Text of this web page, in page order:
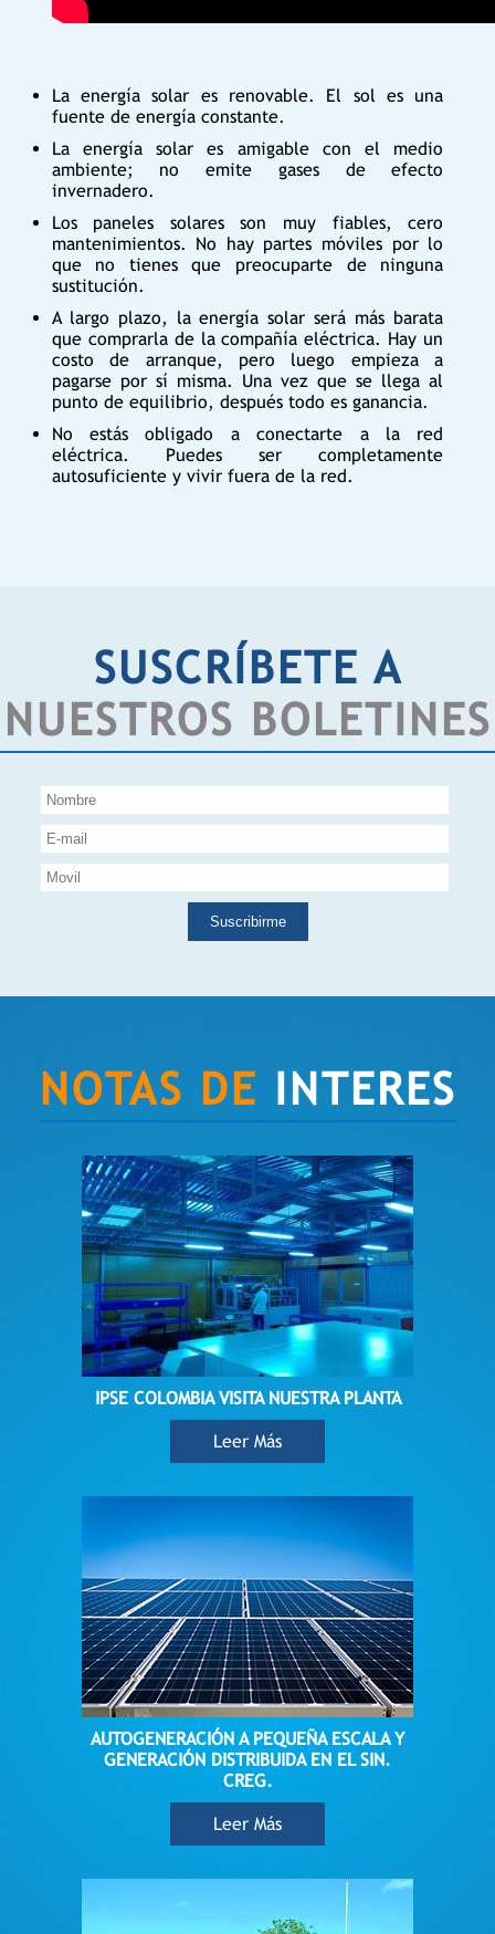
La energía solar es renovable. El sol es una
fuente de energía constante.
La energía solar es amigable con el medio
ambiente; no emite gases de efecto
invernadero.
Los paneles solares son muy fiables, cero
mantenimientos. No hay partes móviles por lo
que no tienes que preocuparte de ninguna
sustitución.
A largo plazo, la energía solar será más barata
que comprarla de la compañía eléctrica. Hay un
costo de arranque, pero luego empieza a
pagarse por sí misma. Una vez que se llega al
punto de equilibrio, después todo es ganancia.
No estás obligado a conectarte a la red
eléctrica. Puedes ser completamente
autosuficiente y vivir fuera de la red.
SUSCRÍBETE A
NUESTROS BOLETINES
Suscribirme
NOTAS DE INTERES
IPSE COLOMBIA VISITA NUESTRA PLANTA
Leer Más
AUTOGENERACIÓN A PEQUEÑA ESCALA Y
GENERACIÓN DISTRIBUIDA EN EL SIN.
CREG.
Leer Más